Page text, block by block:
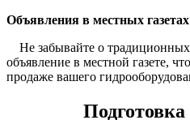
Объявления в местных газетах
Не забывайте о традиционных
объявление в местной газете,
продаже вашего